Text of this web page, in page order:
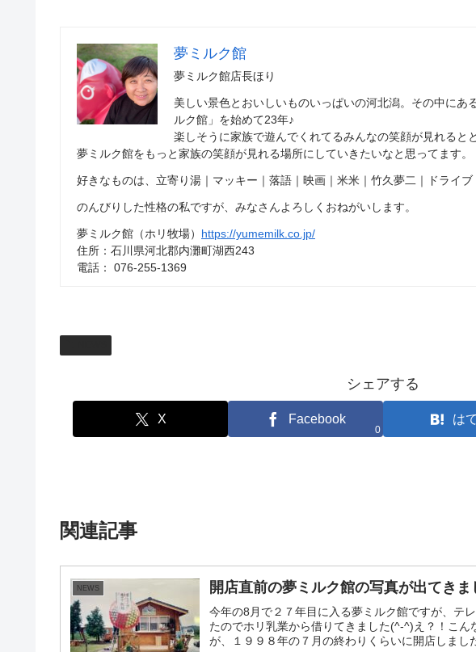
夢ミルク館
夢ミルク館店長ほり
美しい景色とおいしいものいっぱいの河北潟。その中にあ
ルク館」を始めて23年♪
楽しそうに家族で遊んでくれてるみんなの笑顔が見れると
夢ミルク館をもっと家族の笑顔が見れる場所にしていきたいなと思ってます。
好きなものは、立寄り湯｜マッキー｜落語｜映画｜米米｜竹久夢二｜ドライブ
のんびりした性格の私ですが、みなさんよろしくおねがいします。
夢ミルク館（ホリ牧場） https://yumemilk.co.jp/
住所：石川県河北郡内灘町湖西243
電話： 076-255-1369
シェアする
X Facebook
0
は
関連記事
NEWS 開店直前の夢ミルク館の写真が出てき
今年の8月で２７年目に入る夢ミルク館ですが、テ
たのでホリ乳業から借りてきました(^-^)え？！こ
が、１９９８年の７月の終わりくらいに開店しまし